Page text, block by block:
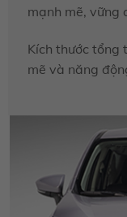
mạnh mẽ, vững
Kích thước tổng
mẽ và năng